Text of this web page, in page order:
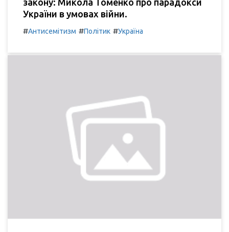
закону: Микола Томенко про парадокси
України в умовах війни.
#Антисемітизм #Політик #Україна